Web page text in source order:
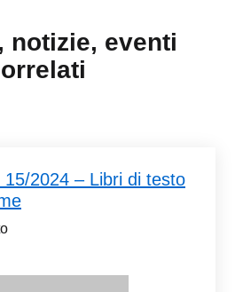
notizie, eventi
15/2024 – Libri di testo